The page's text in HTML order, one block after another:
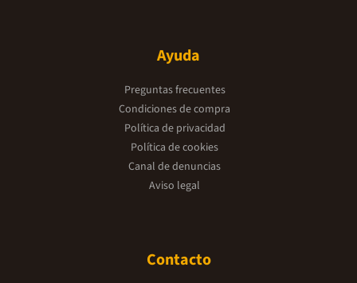
Ayuda
Preguntas frecuentes
Condiciones de compra
Política de privacidad
Política de cookies
Canal de denuncias
Aviso legal
Contacto